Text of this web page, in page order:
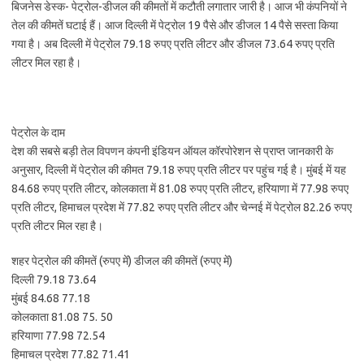
बिजनेस डेस्क- पेट्रोल-डीजल की कीमतों में कटौती लगातार जारी है। आज भी कंपनियों ने
तेल की कीमतें घटाई हैं। आज दिल्ली में पेट्रोल 19 पैसे और डीजल 14 पैसे सस्ता किया
गया है। अब दिल्ली में पेट्रोल 79.18 रुपए प्रति लीटर और डीजल 73.64 रुपए प्रति
लीटर मिल रहा है।
पेट्रोल के दाम
देश की सबसे बड़ी तेल विपणन कंपनी इंडियन ऑयल कॉरपोरेशन से प्राप्त जानकारी के
अनुसार, दिल्ली में पेट्रोल की कीमत 79.18 रुपए प्रति लीटर पर पहुंच गई है। मुंबई में यह
84.68 रुपए प्रति लीटर, कोलकाता में 81.08 रुपए प्रति लीटर, हरियाणा में 77.98 रुपए
प्रति लीटर, हिमाचल प्रदेश में 77.82 रुपए प्रति लीटर और चेन्नई में पेट्रोल 82.26 रुपए
प्रति लीटर मिल रहा है।
शहर पेट्रोल की कीमतें (रुपए में) डीजल की कीमतें (रुपए में)
दिल्ली 79.18 73.64
मुंबई 84.68 77.18
कोलकाता 81.08 75. 50
हरियाणा 77.98 72.54
हिमाचल प्रदेश 77.82 71.41